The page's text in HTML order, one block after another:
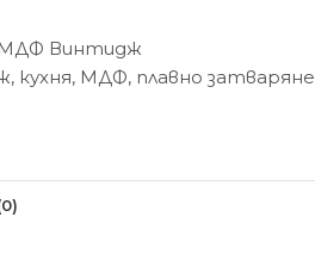
МДФ Винтидж
, кухня, МДФ, плавно затваряне